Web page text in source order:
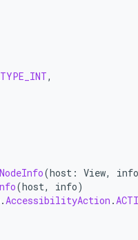
,
(host : View, info
(host, info)
.AccessibilityAction .